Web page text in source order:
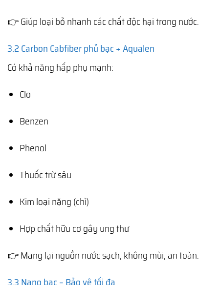
👉 Giúp loại bỏ nhanh các chất độc hại trong nước.
3.2 Carbon Cabfiber phủ bạc + Aqualen
Có khả năng hấp phụ mạnh:
Clo
Benzen
Phenol
Thuốc trừ sâu
Kim loại nặng (chì)
Hợp chất hữu cơ gây ung thư
👉 Mang lại nguồn nước sạch, không mùi, an toàn.
3.3 Nano bạc – Bảo vệ tối đa